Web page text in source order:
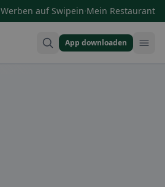
Werben auf Swipein·Mein Restaurant
App downloaden